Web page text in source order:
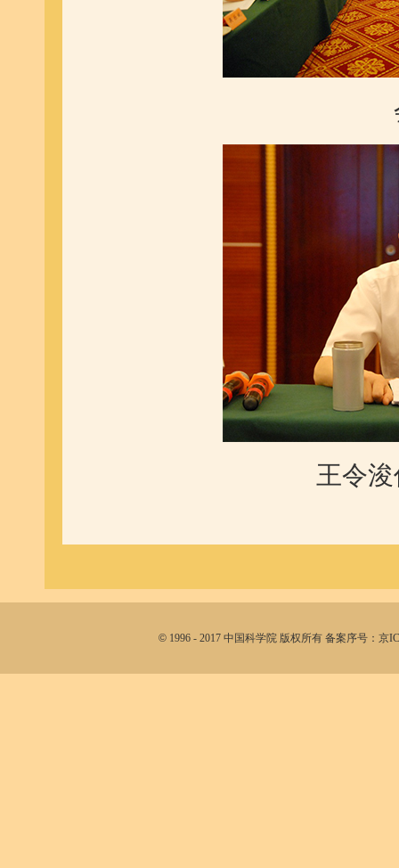
王令
© 1996 - 2017 中国科学院 版权所有 备案序号：京